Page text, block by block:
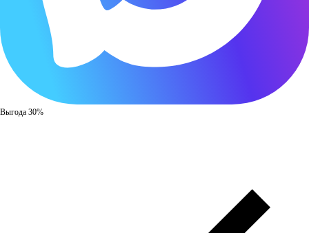
Выгода 30%